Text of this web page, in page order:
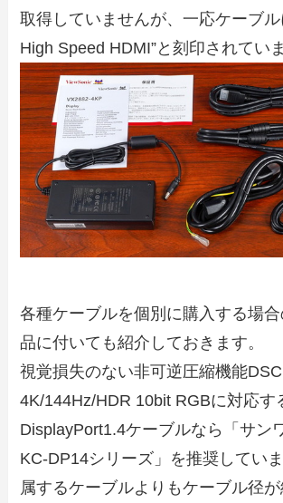
取得していませんが、一応ケーブル
High Speed HDMI”と刻印されてい
各種ケーブルを個別に購入する場
品に付いても紹介しておきます。
視覚損失のない非可逆圧縮機能
4K/144Hz/HDR 10bit RGBに対応す
DisplayPort1.4ケーブルなら「サン
KC-DP14シリーズ」を推奨してい
属するケーブルよりもケーブル径